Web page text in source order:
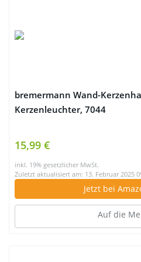
bremermann Wand-
Kerzenleuchter, 7044
15,99 €
inkl. 19% gesetzlicher MwSt.
Zuletzt aktualisiert am: 13. Februar 2025
Jetzt bei
Auf die